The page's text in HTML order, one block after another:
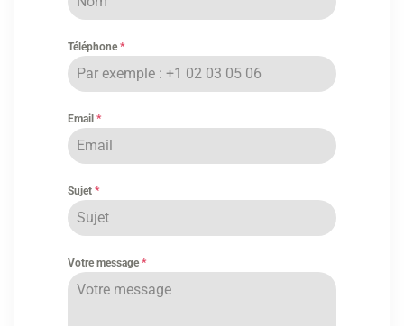
Téléphone*
Email *
Sujet *
Votre message*